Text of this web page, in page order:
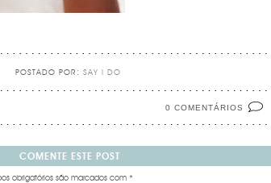
POSTADO POR: SAY I DO
0 COMENTÁRIOS
COMENTE ESTE POST
obrigatórios são marcados com *